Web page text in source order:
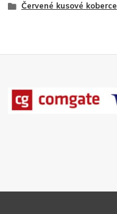
Červené kusové koberce